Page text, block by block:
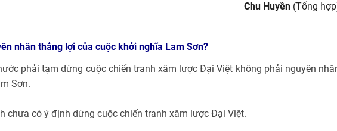
Chu Huyền (Tổng
nhân thắng lợi của cuộc khởi nghĩa Lam Sơn?
phải tạm dừng cuộc chiến tranh xâm lược Đại Việt không phải nguyên
Sơn.
chưa có ý định dừng cuộc chiến tranh xâm lược Đại Việt.